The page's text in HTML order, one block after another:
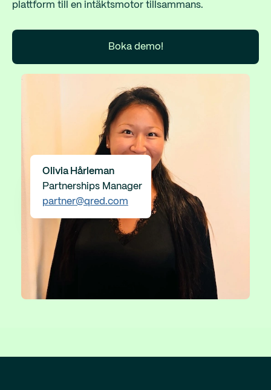
plattform till en intäktsmotor tillsammans.
Boka demo!
Olivia Hårleman
Partnerships Manager
partner@qred.com